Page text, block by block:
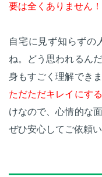
要は全くありません！
自宅に見ず知らずの
ね。どう思われるん
身もすごく理解でき
ただただキレイにす
けなので、心情的な
ぜひ安心してご依頼